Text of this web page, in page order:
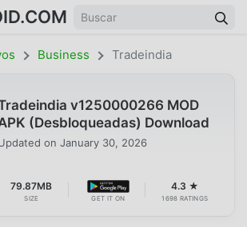
Business Tradeindia
v1250000266 MOD
(Desbloqueadas) Download
on January 30, 2026
79.87MB
SIZE GET IT ON
4.3 ★
1698 RATINGS